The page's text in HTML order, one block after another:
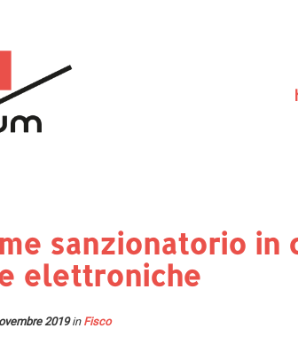
sanzionatorio in
elettroniche
2019in Fisco